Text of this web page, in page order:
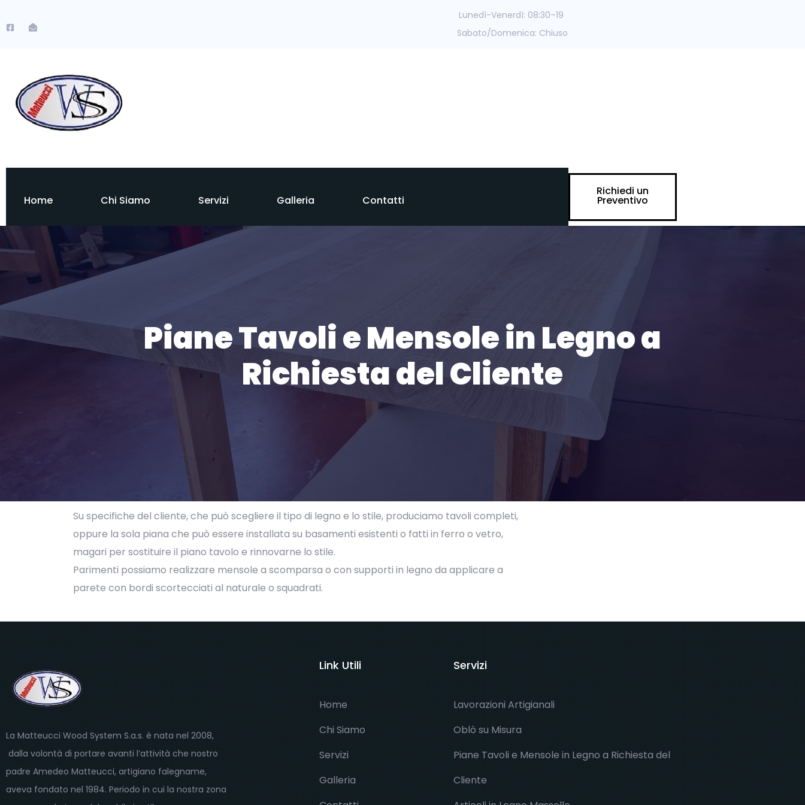
Lunedì-Venerdì: 08:30–19
Sabato/Domenica: Chiuso
Home Chi Siamo Servizi Galleria Contatti
Richiedi un
Preventivo
Piane Tavoli e Mensole in Legno a
Richiesta del Cliente
Su specifiche del cliente, che può scegliere il tipo di legno e lo stile, produciamo tavoli completi,
oppure la sola piana che può essere installata su basamenti esistenti o fatti in ferro o vetro,
magari per sostituire il piano tavolo e rinnovarne lo stile.
Parimenti possiamo realizzare mensole a scomparsa o con supporti in legno da applicare a
parete con bordi scortecciati al naturale o squadrati.
La Matteucci Wood System S.a.s. è nata nel 2008,
dalla volontà di portare avanti l’attività che nostro
padre Amedeo Matteucci, artigiano falegname,
aveva fondato nel 1984. Periodo in cui la nostra zona
Link Utili
Home
Chi Siamo
Servizi
Galleria
Servizi
Lavorazioni Artigianali
Oblò su Misura
Piane Tavoli e Mensole in Legno a Richiesta del
Cliente